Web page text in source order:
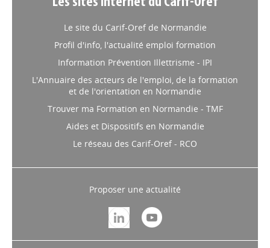
Le site du Carif-Oref de Normandie
Profil d'info, l'actualité emploi formation
Information Prévention Illettrisme - IPI
L'Annuaire des acteurs de l'emploi, de la formation
et de l'orientation en Normandie
Trouver ma Formation en Normandie - TMF
Aides et Dispositifs en Normandie
Le réseau des Carif-Oref - RCO
Proposer une actualité